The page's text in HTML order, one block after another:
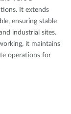
It extends
ensuring stable
industrial sites.
it maintains
operations for